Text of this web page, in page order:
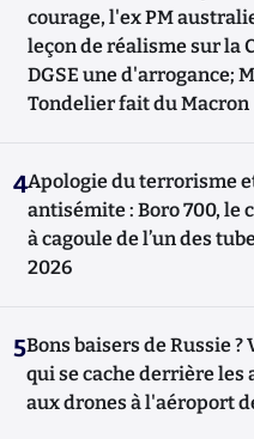
courage, l'ex PM
leçon de réalisme sur la
DGSE une d'arrogance;
Tondelier fait du Macron
4Apologie du terrorisme
antisémite : Boro 700, le
à cagoule de l’un des
2026
5Bons baisers de Russie ?
qui se cache derrière les
aux drones à l'aéroport